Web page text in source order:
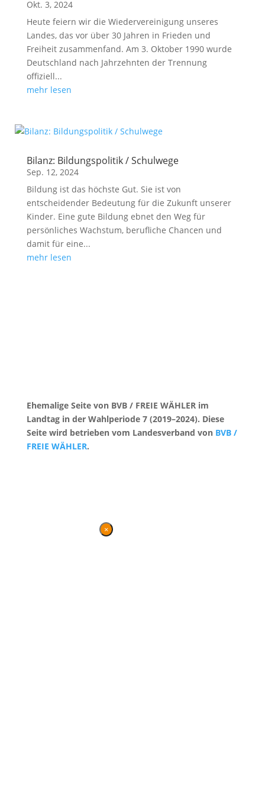
Okt. 3, 2024
Heute feiern wir die Wiedervereinigung unseres
Landes, das vor über 30 Jahren in Frieden und
Freiheit zusammenfand. Am 3. Oktober 1990 wurde
Deutschland nach Jahrzehnten der Trennung
offiziell...
mehr lesen
Bilanz: Bildungspolitik / Schulwege
Sep. 12, 2024
Bildung ist das höchste Gut. Sie ist von
entscheidender Bedeutung für die Zukunft unserer
Kinder. Eine gute Bildung ebnet den Weg für
persönliches Wachstum, berufliche Chancen und
damit für eine...
mehr lesen
Ehemalige Seite von BVB / FREIE WÄHLER im
Landtag in der Wahlperiode 7 (2019–2024). Diese
Seite wird betrieben vom Landesverband von BVB /
FREIE WÄHLER.
×